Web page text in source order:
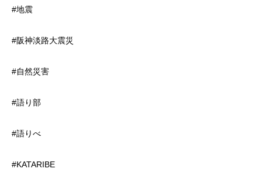
#地震
#阪神淡路大震災
#自然災害
#語り部
#語りべ
#KATARIBE